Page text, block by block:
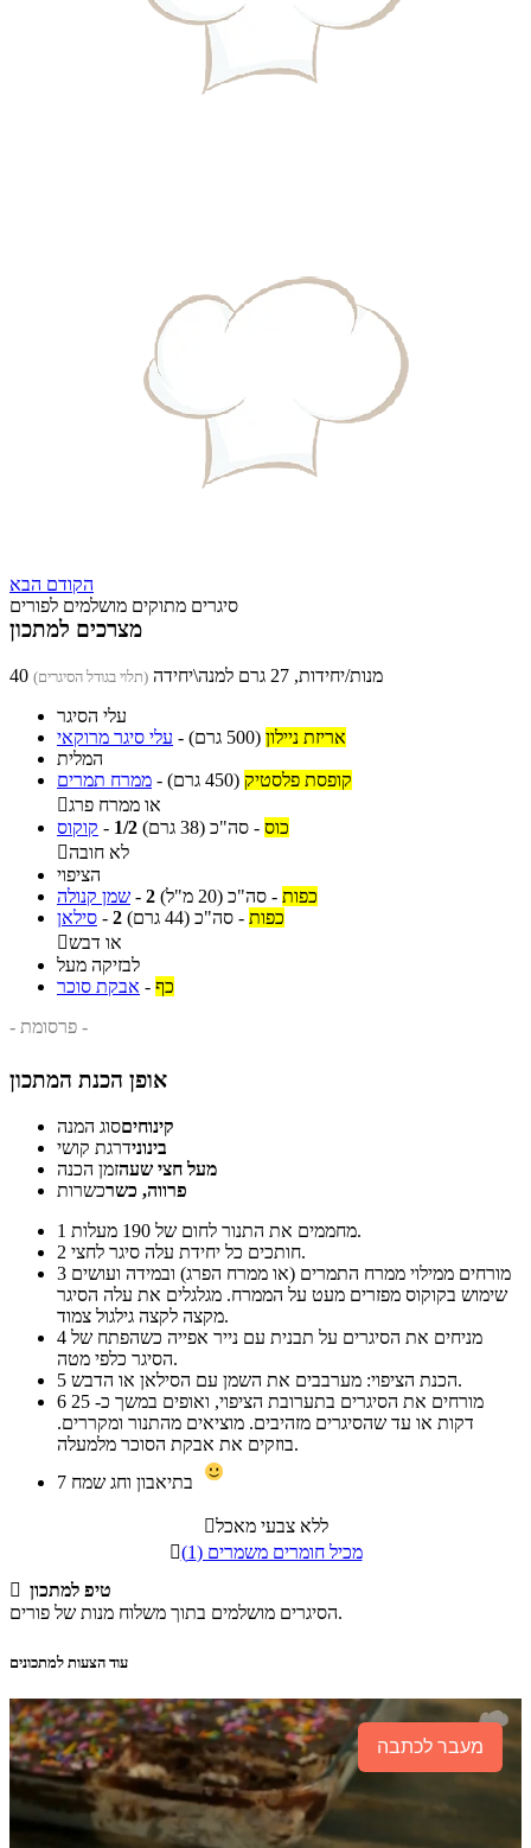
הקודם הבא
סיגרים מתוקים מושלמים לפורים
מצרכים למתכון
40 מנות/יחידות, 27 גרם למנה\יחידה (תלוי בגודל הסיגרים)
עלי הסיגר
עלי סיגר מרוקאי - אריזת ניילון (500 גרם)
המלית
ממרח תמרים - קופסת פלסטיק (450 גרם)
או ממרח פרג
קוקוס - 1/2 כוס - סה"כ (38 גרם)
לא חובה
הציפוי
שמן קנולה - 2 כפות - סה"כ (20 מ"ל)
סילאן - 2 כפות - סה"כ (44 גרם)
או דבש
לבזיקה מעל
אבקת סוכר - כף
- פרסומת -
אופן הכנת המתכון
קינוחיםסוג המנה
בינונידרגת קושי
מעל חצי שעהזמן הכנה
פרווה, כשרכשרות
1
מחממים את התנור לחום של 190 מעלות.
2
חותכים כל יחידת עלה סיגר לחצי.
3
שימוש בקוקוס מפזרים מעט על הממרח. מגלגלים את עלה הסיגר
מקצה לקצה גילגול צמוד.
4
הסיגר כלפי מטה.
5
הכנת הציפוי: מערבבים את השמן עם הסילאן או הדבש.
6
דקות או עד שהסיגרים מזהיבים. מוציאים מהתנור ומקררים.
בוזקים את אבקת הסוכר מלמעלה.
7
ללא צבעי מאכל

מכיל חומרים משמרים (1)
 טיפ למתכון
הסיגרים מושלמים בתוך משלוח מנות של פורים.
עוד הצעות למתכונים
מעבר לכתבה